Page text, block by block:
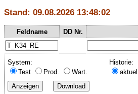
Stand: 09.08.2026 13:48:02
Feldname DD Nr.
System:
Test
Prod. Wart.
Historie:
aktuell